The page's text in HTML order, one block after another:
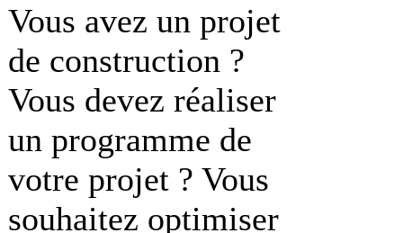
Vous avez un projet
de construction ?
Vous devez réaliser
un programme de
votre projet ? Vous
souhaitez optimiser